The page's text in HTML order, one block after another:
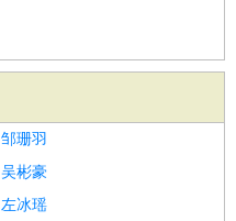
邹珊羽
吴彬豪
左冰瑶